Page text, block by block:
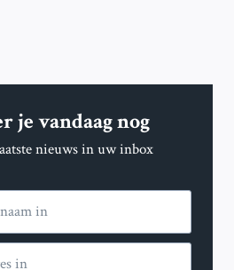
je vandaag nog
nieuws in uw inbox